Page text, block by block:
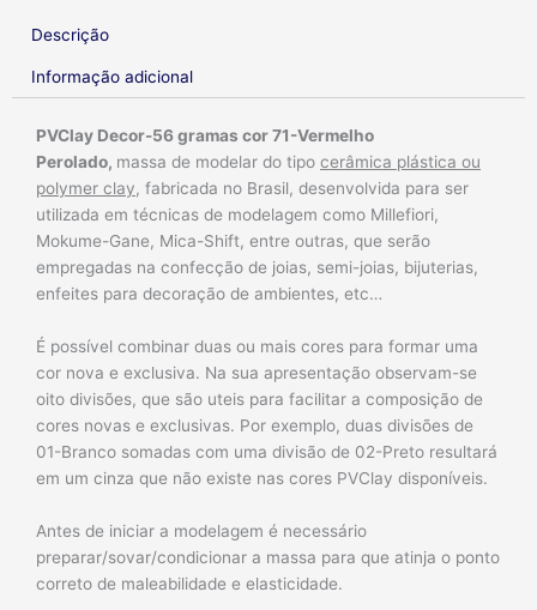
Descrição
Informação adicional
PVClay Decor-56 gramas cor 71-Vermelho
Perolado, massa de modelar do tipo cerâmica plástica ou
polymer clay, fabricada no Brasil, desenvolvida para ser
utilizada em técnicas de modelagem como Millefiori,
Mokume-Gane, Mica-Shift, entre outras, que serão
empregadas na confecção de joias, semi-joias, bijuterias,
enfeites para decoração de ambientes, etc…
É possível combinar duas ou mais cores para formar uma
cor nova e exclusiva. Na sua apresentação observam-se
oito divisões, que são uteis para facilitar a composição de
cores novas e exclusivas. Por exemplo, duas divisões de
01-Branco somadas com uma divisão de 02-Preto resultará
em um cinza que não existe nas cores PVClay disponíveis.
Antes de iniciar a modelagem é necessário
preparar/sovar/condicionar a massa para que atinja o ponto
correto de maleabilidade e elasticidade.